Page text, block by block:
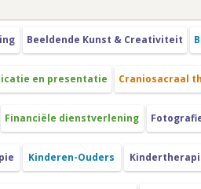
Beeldende Kunst & Creativiteit
en presentatie Craniosacraal
Financiële dienstverlening
Kinderen-Ouders